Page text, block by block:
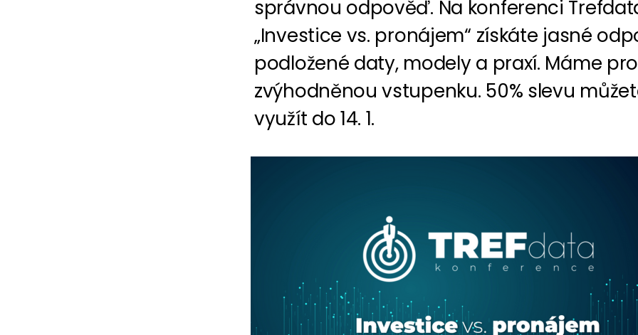
správnou odpověď. Na konferenci
„Investice vs. pronájem“ získáte jasné
podložené daty, modely a praxí. Máme
zvýhodněnou vstupenku. 50% slevu
využít do 14. 1.